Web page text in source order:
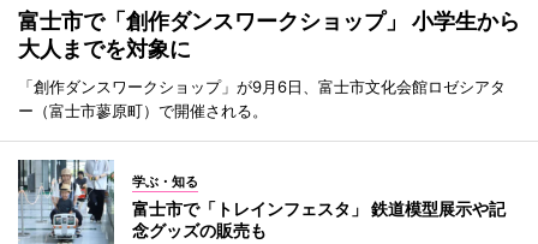
富士市で「創作ダンスワークショップ」 小学生から
大人までを対象に
「創作ダンスワークショップ」が9月6日、富士市文化会館ロゼシアタ
ー（富士市蓼原町）で開催される。
学ぶ・知る
富士市で「トレインフェスタ」 鉄道模型展示や記
念グッズの販売も